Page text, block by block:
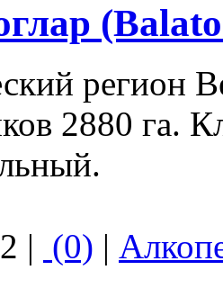
регион
2880 га.
| (0) |